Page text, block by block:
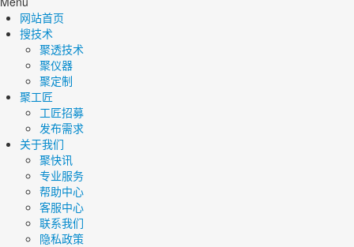
网站首页
搜技术
聚透技术
聚仪器
聚定制
聚工匠
工匠招募
发布需求
关于我们
聚快讯
专业服务
帮助中心
客服中心
联系我们
隐私政策